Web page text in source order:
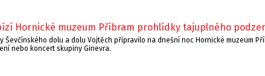
Hornické muzeum Příbram prohlídky tajuplného
Ševčínského dolu a dolu Vojtěch připravilo na dnešní noc Hornické muzeum
nebo koncert skupiny Ginevra.